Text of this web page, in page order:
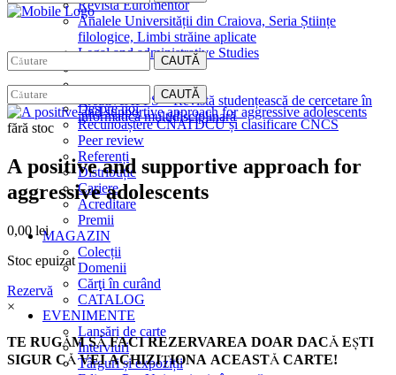
Revista Euromentor
Analele Universității din Craiova, Seria Științe
filologice, Limbi străine aplicate
Legal and administrative Studies
CreativeAPPS – Revistă studențească de cercetare în
informatică multidisciplinară
CAUTĂ
EDITURA
Despre noi
Recunoaștere CNATDCU și clasificare CNCS
Peer review
Referenți
Distribuție
Cariere
Acreditare
Premii
MAGAZIN
Colecții
Domenii
Cărţi în curând
CATALOG
EVENIMENTE
Lansări de carte
Interviuri
Târguri și expoziții
CAUTĂ
fără stoc
A positive and supportive approach for
aggressive adolescents
0,00 lei
Stoc epuizat
Rezervă
×
TE RUGĂM SĂ FACI REZERVAREA DOAR DACĂ EŞTI
SIGUR CĂ VEI ACHIZIŢIONA ACEASTĂ CARTE!